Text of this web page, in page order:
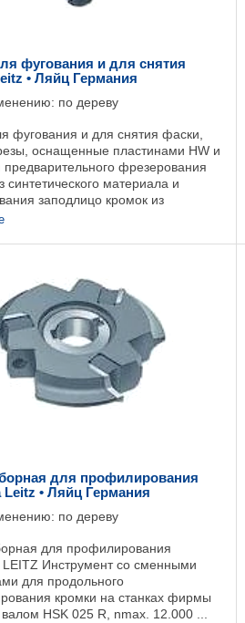
фугования и для снятия
• Ляйц Германия
по дереву
фугования и для снятия фаски,
оснащенные пластинами HW и
предварительного фрезерования
синтетического материала и
заподлицо кромок из
древесины, на наклонном
для профилирования
Leitz • Ляйц Германия
по дереву
для профилирования
LEITZ Инструмент со сменными
для продольного
кромки на станках фирмы
HSK 025 R, nmax. 12.000 ...